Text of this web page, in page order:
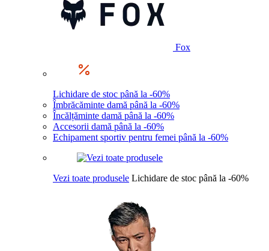
Fox
Lichidare de stoc până la -60%
Îmbrăcăminte damă până la -60%
Încălțăminte damă până la -60%
Accesorii damă până la -60%
Echipament sportiv pentru femei până la -60%
Vezi toate produsele Lichidare de stoc până la -60%